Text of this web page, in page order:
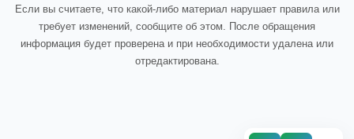
Если вы считаете, что какой-либо материал нарушает правила или
требует изменений, сообщите об этом. После обращения
информация будет проверена и при необходимости удалена или
отредактирована.